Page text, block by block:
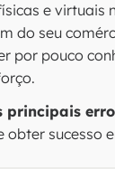
e virtuais
do seu
por pouco
principais
sucesso